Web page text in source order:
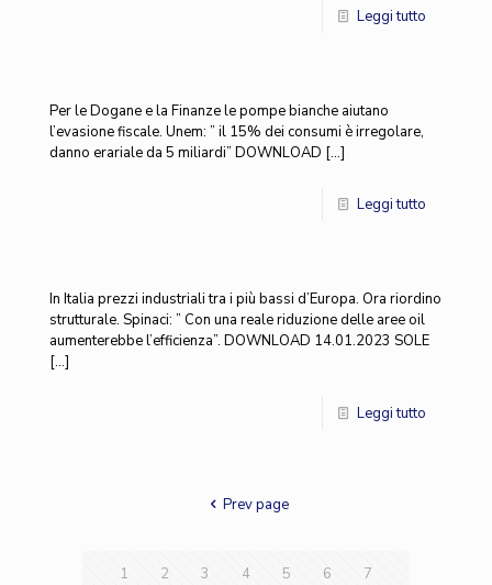
Leggi tutto
Per le Dogane e la Finanze le pompe bianche aiutano
l’evasione fiscale. Unem: ” il 15% dei consumi è irregolare,
danno erariale da 5 miliardi” DOWNLOAD […]
Leggi tutto
In Italia prezzi industriali tra i più bassi d’Europa. Ora riordino
strutturale. Spinaci: ” Con una reale riduzione delle aree oil
aumenterebbe l’efficienza”. DOWNLOAD 14.01.2023 SOLE
[…]
Leggi tutto
Prev page
1 2 3 4 5 6
7